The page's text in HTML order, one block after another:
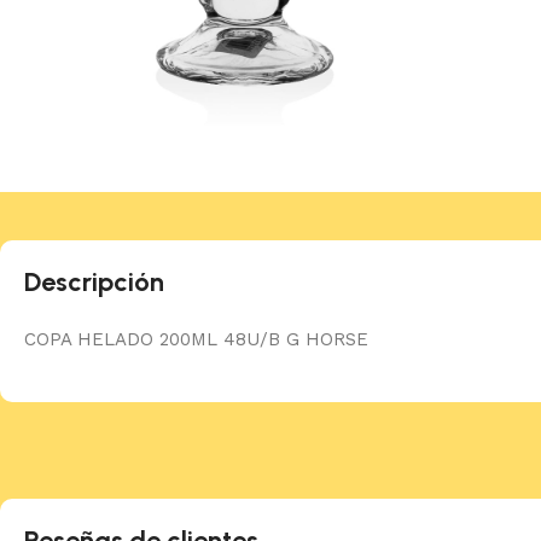
Descripción
COPA HELADO 200ML 48U/B G HORSE